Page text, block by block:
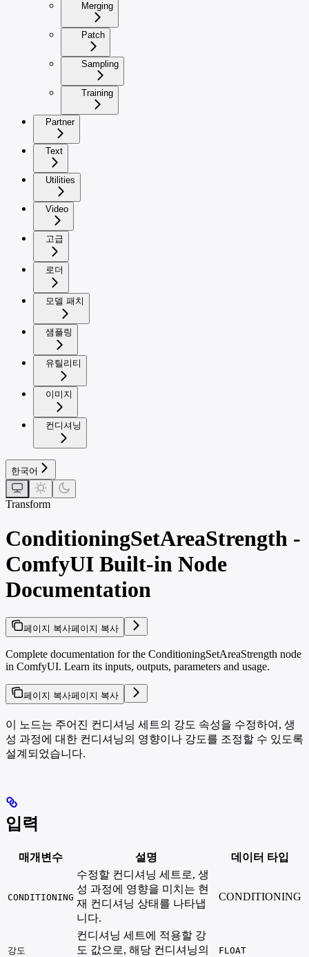
Merging
Patch
Sampling
Training
Partner
Text
Utilities
Video
고급
로더
모델 패치
샘플링
유틸리티
이미지
컨디셔닝
한국어
Transform
ConditioningSetAreaStrength -
ComfyUI Built-in Node
Documentation
페이지 복사페이지 복사
Complete documentation for the ConditioningSetAreaStrength node
in ComfyUI. Learn its inputs, outputs, parameters and usage.
페이지 복사페이지 복사
이 노드는 주어진 컨디셔닝 세트의 강도 속성을 수정하여, 생
성 과정에 대한 컨디셔닝의 영향이나 강도를 조정할 수 있도록
설계되었습니다.
입력
매개변수 설명 데이터 타입
CONDITIONING
수정할 컨디셔닝 세트로, 생
성 과정에 영향을 미치는 현
재 컨디셔닝 상태를 나타냅
니다.
CONDITIONING
강도
컨디셔닝 세트에 적용할 강
도 값으로, 해당 컨디셔닝의
FLOAT